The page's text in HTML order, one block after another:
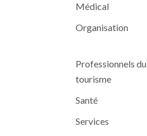
Médical
Organisation
Professionnels du
tourisme
Santé
Services